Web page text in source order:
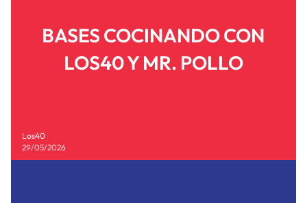
BASES COCINANDO CON
LOS40 Y MR. POLLO
Los40
29/05/2026